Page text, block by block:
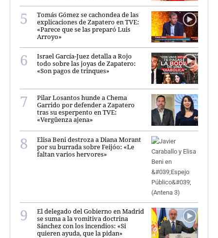
Tomás Gómez se cachondea de las
explicaciones de Zapatero en TVE:
«Parece que se las preparó Luis
Arroyo»
Israel García-Juez detalla a Rojo
todo sobre las joyas de Zapatero:
«Son pagos de trinques»
Pilar Losantos hunde a Chema
Garrido por defender a Zapatero
tras su esperpento en TVE:
«Vergüenza ajena»
Elisa Beni destroza a Diana Morant
por su burrada sobre Feijóo: «Le
faltan varios hervores»
El delegado del Gobierno en Madrid
se suma a la vomitiva doctrina
Sánchez con los incendios: «Si
quieren ayuda, que la pidan»